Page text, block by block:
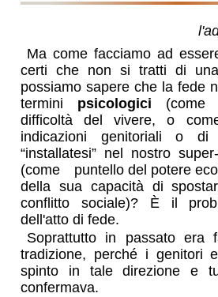
Ma come facciamo ad
certi che non si tratti di
possiamo sapere che la fede
termini psicologici (come
difficoltà del vivere, o
indicazioni genitoriali o di
“installatesi” nel nostro
(come puntello del potere
della sua capacità di
conflitto sociale)? È il
dell'atto di fede.
Soprattutto in passato era
tradizione, perché i genitori
spinto in tale direzione e
confermava.